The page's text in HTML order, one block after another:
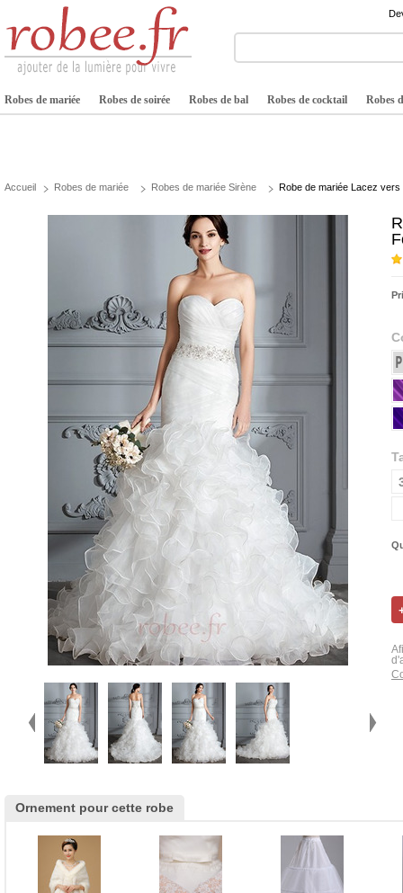
Robes de mariée Robes de soirée Robes de bal Robes de cocktail Robes
Accueil Robes de mariée Robes de mariée Sirène Robe de mariée Lacez
Ornement pour cette robe